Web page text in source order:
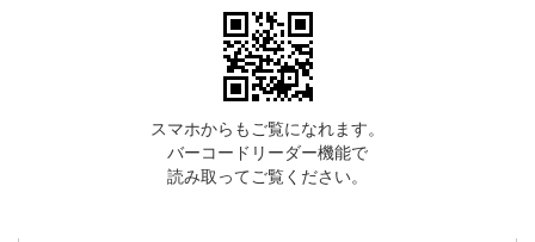
スマホからもご覧になれます。
バーコードリーダー機能で
読み取ってご覧ください。